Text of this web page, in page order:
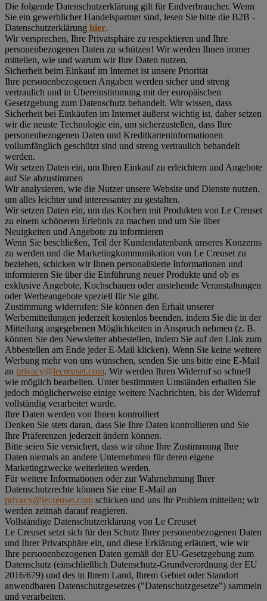
Die folgende Datenschutzerklärung gilt für Endverbraucher. Wenn
Sie ein gewerblicher Handelspartner sind, lesen Sie bitte die B2B -
Datenschutzerklärung hier.
Wir versprechen, Ihre Privatsphäre zu respektieren und Ihre
personenbezogenen Daten zu schützen! Wir werden Ihnen immer
mitteilen, wie und warum wir Ihre Daten nutzen.
Sicherheit beim Einkauf im Internet ist unsere Priorität
Ihre personenbezogenen Angaben werden sicher und streng
vertraulich und in Übereinstimmung mit der europäischen
Gesetzgebung zum Datenschutz behandelt. Wir wissen, dass
Sicherheit bei Einkäufen im Internet äußerst wichtig ist, daher setzen
wir die neuste Technologie ein, um sicherzustellen, dass Ihre
personenbezogenen Daten und Kreditkarteninformationen
vollumfänglich geschützt sind und streng vertraulich behandelt
werden.
Wir setzen Daten ein, um Ihren Einkauf zu erleichtern und Angebote
auf Sie abzustimmen
Wir analysieren, wie die Nutzer unsere Website und Dienste nutzen,
um alles leichter und interessanter zu gestalten.
Wir setzen Daten ein, um das Kochen mit Produkten von Le Creuset
zu einem schöneren Erlebnis zu machen und um Sie über
Neuigkeiten und Angebote zu informieren
Wenn Sie beschließen, Teil der Kundendatenbank unseres Konzerns
zu werden und die Marketingkommunikation von Le Creuset zu
beziehen, schicken wir Ihnen personalisierte Informationen und
informieren Sie über die Einführung neuer Produkte und ob es
exklusive Angebote, Kochschauen oder anstehende Veranstaltungen
oder Werbeangebote speziell für Sie gibt.
Zustimmung widerrufen: Sie können den Erhalt unserer
Werbemitteilungen jederzeit kostenlos beenden, indem Sie die in der
Mitteilung angegebenen Möglichkeiten in Anspruch nehmen (z. B.
können Sie den Newsletter abbestellen, indem Sie auf den Link zum
Abbestellen am Ende jeder E-Mail klicken). Wenn Sie keine weitere
Werbung mehr von uns wünschen, senden Sie uns bitte eine E-Mail
an privacy@lecreuset.com. Wir werden Ihren Widerruf so schnell
wie möglich bearbeiten. Unter bestimmten Umständen erhalten Sie
jedoch möglicherweise einige weitere Nachrichten, bis der Widerruf
vollständig verarbeitet wurde.
Ihre Daten werden von Ihnen kontrolliert
Denken Sie stets daran, dass Sie Ihre Daten kontrollieren und Sie
Ihre Präferenzen jederzeit ändern können.
Bitte seien Sie versichert, dass wir ohne Ihre Zustimmung Ihre
Daten niemals an andere Unternehmen für deren eigene
Marketingzwecke weiterleiten werden.
Für weitere Informationen oder zur Wahrnehmung Ihrer
Datenschutzrechte können Sie eine E-Mail an
privacy@lecreuset.com schicken und uns Ihr Problem mitteilen; wir
werden zeitnah darauf reagieren.
Vollständige Datenschutzerklärung von Le Creuset
Le Creuset setzt sich für den Schutz Ihrer personenbezogenen Daten
und Ihrer Privatsphäre ein, und diese Erklärung erläutert, wie wir
Ihre personenbezogenen Daten gemäß der EU-Gesetzgebung zum
Datenschutz (einschließlich Datenschutz-Grundverordnung der EU
2016/679) und des in Ihrem Land, Ihrem Gebiet oder Standort
anwendbaren Datenschutzgesetzes ("Datenschutzgesetze") sammeln
und verarbeiten.